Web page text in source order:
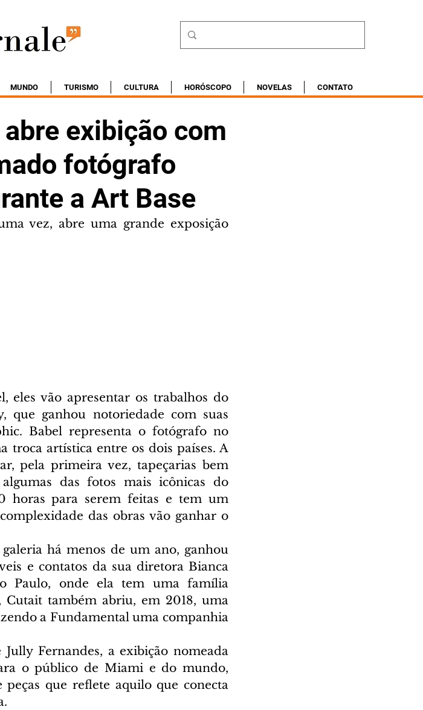
MUNDO TURISMO CULTURA HORÓSCOPO NOVELAS CONTATO
exibição com
fotógrafo
a Art Base
vez, abre uma grande exposição
eles vão apresentar os trabalhos do
que ganhou notoriedade com suas
Babel representa o fotógrafo no
troca artística entre os dois países. A
pela primeira vez, tapeçarias bem
das fotos mais icônicas do
horas para serem feitas e tem um
das obras vão ganhar o
há menos de um ano, ganhou
e contatos da sua diretora Bianca
Paulo, onde ela tem uma família
também abriu, em 2018, uma
a Fundamental uma companhia
Fernandes, a exibição nomeada
o público de Miami e do mundo,
que reflete aquilo que conecta